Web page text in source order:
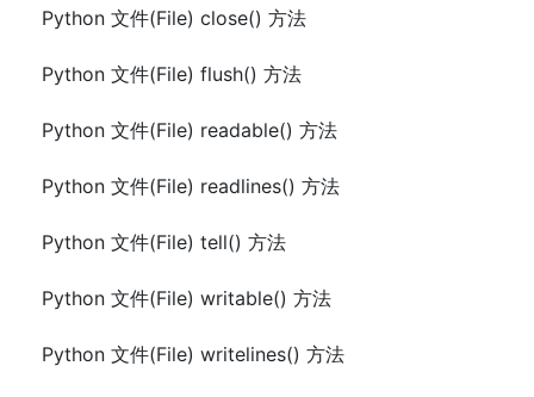
Python 文件(File) close() 方法
Python 文件(File) flush() 方法
Python 文件(File) readable() 方法
Python 文件(File) readlines() 方法
Python 文件(File) tell() 方法
Python 文件(File) writable() 方法
Python 文件(File) writelines() 方法